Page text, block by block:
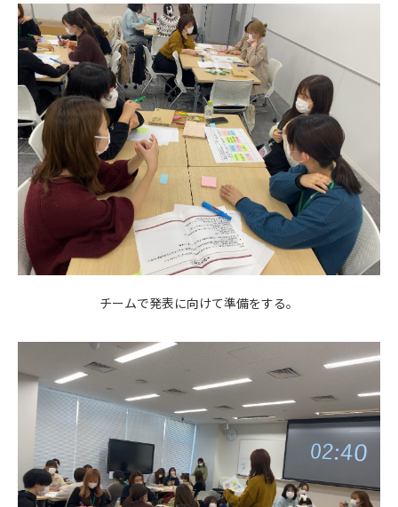
チームで発表に向けて準備をする。